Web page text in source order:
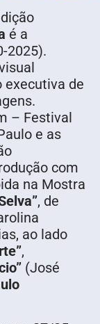
é a
2025).
executiva de
– Festival
e as
com
na Mostra
, de
ao lado
,
(José